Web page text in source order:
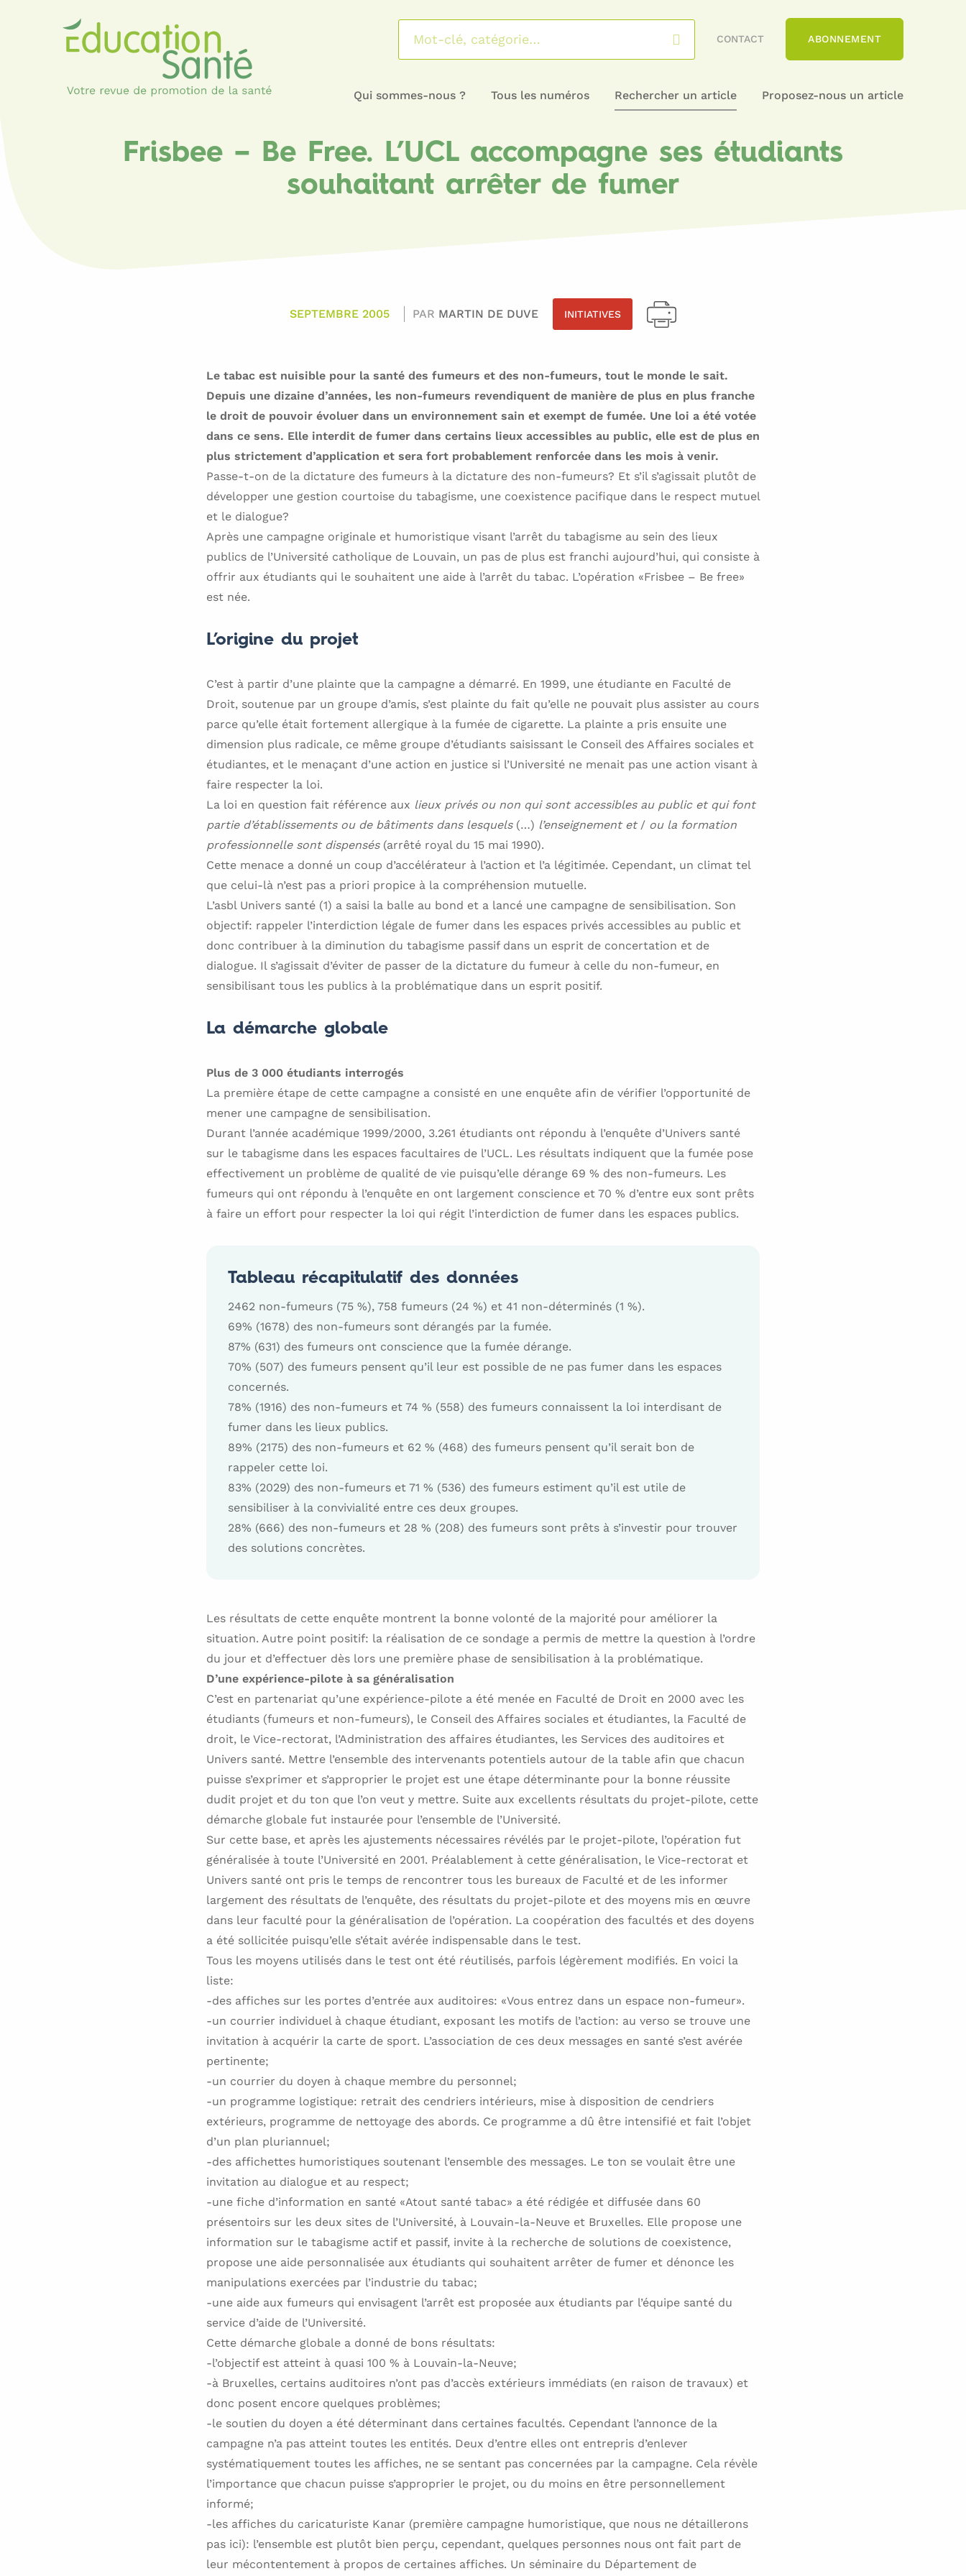
CONTACT ABONNEMENT
Qui sommes-nous ? Tous les numéros Rechercher un article Proposez-nous un article
Frisbee – Be Free. L’UCL accompagne ses étudiants
souhaitant arrêter de fumer
SEPTEMBRE 2005 PAR MARTIN DE DUVE INITIATIVES
Le tabac est nuisible pour la santé des fumeurs et des non-fumeurs, tout le monde le sait.
Depuis une dizaine d’années, les non-fumeurs revendiquent de manière de plus en plus franche
le droit de pouvoir évoluer dans un environnement sain et exempt de fumée. Une loi a été votée
dans ce sens. Elle interdit de fumer dans certains lieux accessibles au public, elle est de plus en
plus strictement d’application et sera fort probablement renforcée dans les mois à venir.
Passe-t-on de la dictature des fumeurs à la dictature des non-fumeurs? Et s’il s’agissait plutôt de
développer une gestion courtoise du tabagisme, une coexistence pacifique dans le respect mutuel
et le dialogue?
Après une campagne originale et humoristique visant l’arrêt du tabagisme au sein des lieux
publics de l’Université catholique de Louvain, un pas de plus est franchi aujourd’hui, qui consiste à
offrir aux étudiants qui le souhaitent une aide à l’arrêt du tabac. L’opération «Frisbee – Be free»
est née.
L’origine du projet
C’est à partir d’une plainte que la campagne a démarré. En 1999, une étudiante en Faculté de
Droit, soutenue par un groupe d’amis, s’est plainte du fait qu’elle ne pouvait plus assister au cours
parce qu’elle était fortement allergique à la fumée de cigarette. La plainte a pris ensuite une
dimension plus radicale, ce même groupe d’étudiants saisissant le Conseil des Affaires sociales et
étudiantes, et le menaçant d’une action en justice si l’Université ne menait pas une action visant à
faire respecter la loi.
La loi en question fait référence aux lieux privés ou non qui sont accessibles au public et qui font
partie d’établissements ou de bâtiments dans lesquels (…) l’enseignement et / ou la formation
professionnelle sont dispensés (arrêté royal du 15 mai 1990).
Cette menace a donné un coup d’accélérateur à l’action et l’a légitimée. Cependant, un climat tel
que celui-là n’est pas a priori propice à la compréhension mutuelle.
L’asbl Univers santé (1) a saisi la balle au bond et a lancé une campagne de sensibilisation. Son
objectif: rappeler l’interdiction légale de fumer dans les espaces privés accessibles au public et
donc contribuer à la diminution du tabagisme passif dans un esprit de concertation et de
dialogue. Il s’agissait d’éviter de passer de la dictature du fumeur à celle du non-fumeur, en
sensibilisant tous les publics à la problématique dans un esprit positif.
La démarche globale
Plus de 3 000 étudiants interrogés
La première étape de cette campagne a consisté en une enquête afin de vérifier l’opportunité de
mener une campagne de sensibilisation.
Durant l’année académique 1999/2000, 3.261 étudiants ont répondu à l’enquête d’Univers santé
sur le tabagisme dans les espaces facultaires de l’UCL. Les résultats indiquent que la fumée pose
effectivement un problème de qualité de vie puisqu’elle dérange 69 % des non-fumeurs. Les
fumeurs qui ont répondu à l’enquête en ont largement conscience et 70 % d’entre eux sont prêts
à faire un effort pour respecter la loi qui régit l’interdiction de fumer dans les espaces publics.
Tableau récapitulatif des données
2462 non-fumeurs (75 %), 758 fumeurs (24 %) et 41 non-déterminés (1 %).
69% (1678) des non-fumeurs sont dérangés par la fumée.
87% (631) des fumeurs ont conscience que la fumée dérange.
70% (507) des fumeurs pensent qu’il leur est possible de ne pas fumer dans les espaces
concernés.
78% (1916) des non-fumeurs et 74 % (558) des fumeurs connaissent la loi interdisant de
fumer dans les lieux publics.
89% (2175) des non-fumeurs et 62 % (468) des fumeurs pensent qu’il serait bon de
rappeler cette loi.
83% (2029) des non-fumeurs et 71 % (536) des fumeurs estiment qu’il est utile de
sensibiliser à la convivialité entre ces deux groupes.
28% (666) des non-fumeurs et 28 % (208) des fumeurs sont prêts à s’investir pour trouver
des solutions concrètes.
Les résultats de cette enquête montrent la bonne volonté de la majorité pour améliorer la
situation. Autre point positif: la réalisation de ce sondage a permis de mettre la question à l’ordre
du jour et d’effectuer dès lors une première phase de sensibilisation à la problématique.
D’une expérience-pilote à sa généralisation
C’est en partenariat qu’une expérience-pilote a été menée en Faculté de Droit en 2000 avec les
étudiants (fumeurs et non-fumeurs), le Conseil des Affaires sociales et étudiantes, la Faculté de
droit, le Vice-rectorat, l’Administration des affaires étudiantes, les Services des auditoires et
Univers santé. Mettre l’ensemble des intervenants potentiels autour de la table afin que chacun
puisse s’exprimer et s’approprier le projet est une étape déterminante pour la bonne réussite
dudit projet et du ton que l’on veut y mettre. Suite aux excellents résultats du projet-pilote, cette
démarche globale fut instaurée pour l’ensemble de l’Université.
Sur cette base, et après les ajustements nécessaires révélés par le projet-pilote, l’opération fut
généralisée à toute l’Université en 2001. Préalablement à cette généralisation, le Vice-rectorat et
Univers santé ont pris le temps de rencontrer tous les bureaux de Faculté et de les informer
largement des résultats de l’enquête, des résultats du projet-pilote et des moyens mis en œuvre
dans leur faculté pour la généralisation de l’opération. La coopération des facultés et des doyens
a été sollicitée puisqu’elle s’était avérée indispensable dans le test.
Tous les moyens utilisés dans le test ont été réutilisés, parfois légèrement modifiés. En voici la
liste:
-des affiches sur les portes d’entrée aux auditoires: «Vous entrez dans un espace non-fumeur».
-un courrier individuel à chaque étudiant, exposant les motifs de l’action: au verso se trouve une
invitation à acquérir la carte de sport. L’association de ces deux messages en santé s’est avérée
pertinente;
-un courrier du doyen à chaque membre du personnel;
-un programme logistique: retrait des cendriers intérieurs, mise à disposition de cendriers
extérieurs, programme de nettoyage des abords. Ce programme a dû être intensifié et fait l’objet
d’un plan pluriannuel;
-des affichettes humoristiques soutenant l’ensemble des messages. Le ton se voulait être une
invitation au dialogue et au respect;
-une fiche d’information en santé «Atout santé tabac» a été rédigée et diffusée dans 60
présentoirs sur les deux sites de l’Université, à Louvain-la-Neuve et Bruxelles. Elle propose une
information sur le tabagisme actif et passif, invite à la recherche de solutions de coexistence,
propose une aide personnalisée aux étudiants qui souhaitent arrêter de fumer et dénonce les
manipulations exercées par l’industrie du tabac;
-une aide aux fumeurs qui envisagent l’arrêt est proposée aux étudiants par l’équipe santé du
service d’aide de l’Université.
Cette démarche globale a donné de bons résultats:
-l’objectif est atteint à quasi 100 % à Louvain-la-Neuve;
-à Bruxelles, certains auditoires n’ont pas d’accès extérieurs immédiats (en raison de travaux) et
donc posent encore quelques problèmes;
-le soutien du doyen a été déterminant dans certaines facultés. Cependant l’annonce de la
campagne n’a pas atteint toutes les entités. Deux d’entre elles ont entrepris d’enlever
systématiquement toutes les affiches, ne se sentant pas concernées par la campagne. Cela révèle
l’importance que chacun puisse s’approprier le projet, ou du moins en être personnellement
informé;
-les affiches du caricaturiste Kanar (première campagne humoristique, que nous ne détaillerons
pas ici): l’ensemble est plutôt bien perçu, cependant, quelques personnes nous ont fait part de
leur mécontentement à propos de certaines affiches. Un séminaire du Département de